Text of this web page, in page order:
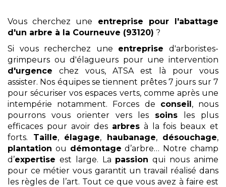
Vous cherchez une entreprise pour l'abattage
d'un arbre à la Courneuve (93120) ?
Si vous recherchez une entreprise d'arboristes-
grimpeurs ou d'élagueurs pour une intervention
d'urgence chez vous, ATSA est là pour vous
assister. Nos équipes se tiennent prêtes 7 jours sur 7
pour sécuriser vos espaces verts, comme après une
intempérie notamment. Forces de conseil, nous
pourrons vous orienter vers les soins les plus
efficaces pour avoir des arbres à la fois beaux et
forts. Taille, élagage, haubanage, désouchage,
plantation ou démontage d’arbre… Notre champ
d’expertise est large. La passion qui nous anime
pour ce métier vous garantit un travail réalisé dans
les règles de l’art. Tout ce que vous avez à faire est